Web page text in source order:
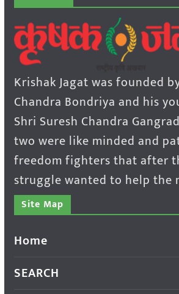
Krishak Jagat was founded
Chandra Bondriya and his
Shri Suresh Chandra
two were like minded and
freedom fighters that after
struggle wanted to help the
Site Map
Home
SEARCH